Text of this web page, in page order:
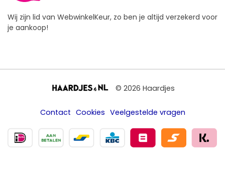
Wij zijn lid van WebwinkelKeur, zo ben je altijd verzekerd voor
je aankoop!
© 2026 Haardjes
Contact Cookies Veelgestelde vragen